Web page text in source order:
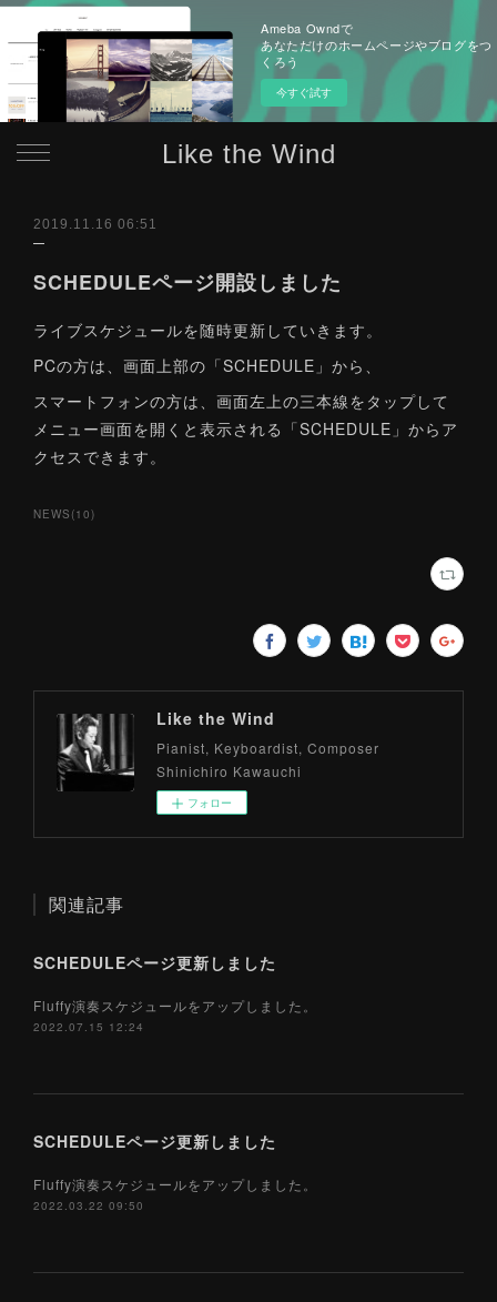
Ameba Owndで
あなただけのホームページやブログをつ
くろう
今すぐ試す
Like the Wind
2019.11.16 06:51
SCHEDULEページ開設しました
ライブスケジュールを随時更新していきます。
PCの方は、画面上部の「SCHEDULE」から、
スマートフォンの方は、画面左上の三本線をタップして
メニュー画面を開くと表示される「SCHEDULE」からア
クセスできます。
NEWS (10)
Like the Wind
Pianist, Keyboardist, Composer
Shinichiro Kawauchi
フォロー
関連記事
SCHEDULEページ更新しました
Fluffy演奏スケジュールをアップしました。
2022.07.15 12:24
SCHEDULEページ更新しました
Fluffy演奏スケジュールをアップしました。
2022.03.22 09:50